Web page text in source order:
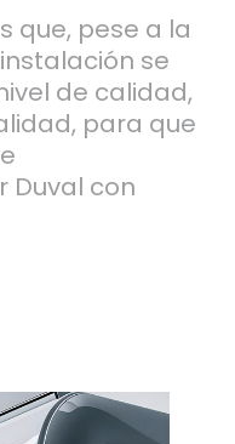
que, pese a la
se
de calidad,
para que
Duval con